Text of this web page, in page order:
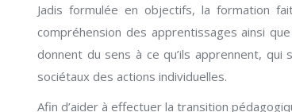
Jadis formulée en objectifs, la formation
compréhension des apprentissages ainsi
donnent du sens à ce qu’ils apprennent,
sociétaux des actions individuelles.
Afin d’aider à effectuer la transition